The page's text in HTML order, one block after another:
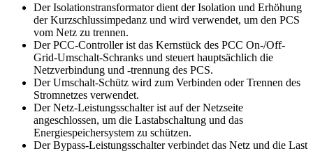
Der Isolationstransformator dient der Isolation und Erhöhung
der Kurzschlussimpedanz und wird verwendet, um den PCS
vom Netz zu trennen.
Der PCC-Controller ist das Kernstück des PCC On-/Off-
Grid-Umschalt-Schranks und steuert hauptsächlich die
Netzverbindung und -trennung des PCS.
Der Umschalt-Schütz wird zum Verbinden oder Trennen des
Stromnetzes verwendet.
Der Netz-Leistungsschalter ist auf der Netzseite
angeschlossen, um die Lastabschaltung und das
Energiespeichersystem zu schützen.
Der Bypass-Leistungsschalter verbindet das Netz und die Last